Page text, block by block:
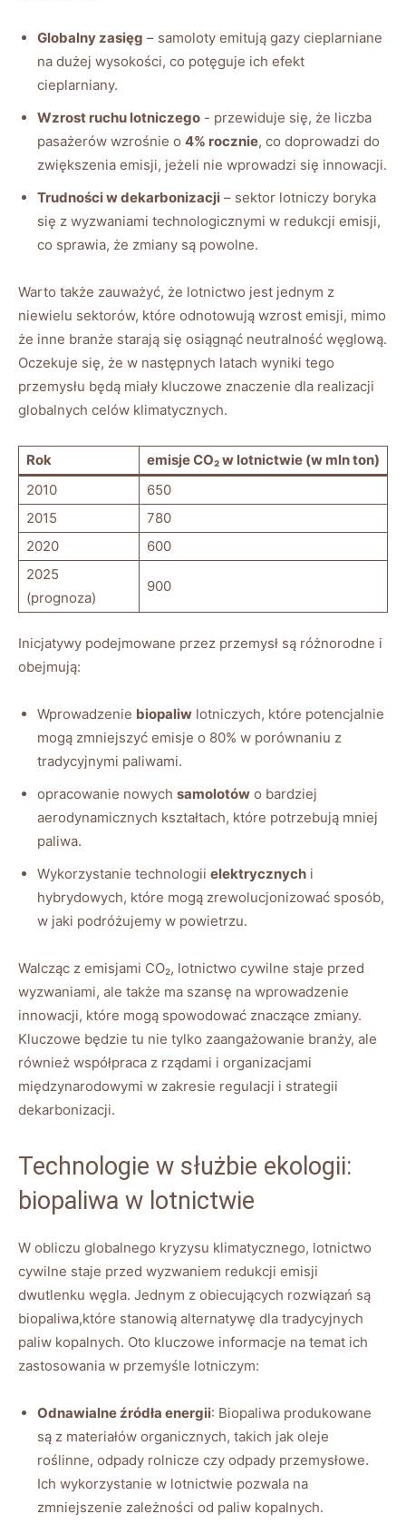
Globalny zasięg – ⁢samoloty emitują gazy cieplarniane
na dużej wysokości,⁣ co potęguje ich​ efekt
cieplarniany.
Wzrost ruchu lotniczego ⁤- przewiduje się, że liczba
pasażerów‌ wzrośnie o 4% rocznie, co‍ doprowadzi‍ do
zwiększenia emisji, jeżeli nie wprowadzi się innowacji.
Trudności w dekarbonizacji – sektor lotniczy boryka
się z wyzwaniami ⁤technologicznymi w⁣ redukcji emisji,
⁢co sprawia, że zmiany są powolne.
Warto także zauważyć, że lotnictwo jest jednym z
niewielu sektorów, które odnotowują wzrost emisji, mimo
że inne branże​ starają się osiągnąć neutralność węglową.​
Oczekuje się, ⁣że w następnych latach wyniki tego
przemysłu będą miały kluczowe znaczenie dla realizacji
globalnych celów klimatycznych.
Rok
emisje CO₂​ w lotnictwie (w mln ton)
2010
650
2015
780
2020
600
2025
(prognoza)
900
Inicjatywy ⁢podejmowane przez przemysł są różnorodne i
obejmują:
Wprowadzenie biopaliw lotniczych, które‌ potencjalnie
mogą zmniejszyć emisje o 80% w porównaniu z
tradycyjnymi paliwami.
opracowanie nowych samolotów o bardziej
aerodynamicznych kształtach, które potrzebują mniej
paliwa.
Wykorzystanie technologii elektrycznych i
hybrydowych,‌ które mogą zrewolucjonizować sposób,
w jaki podróżujemy‍ w powietrzu.
Walcząc z emisjami CO₂, lotnictwo cywilne staje przed
wyzwaniami, ale także‍ ma‍ szansę na‌ wprowadzenie
innowacji, które mogą spowodować znaczące zmiany.
Kluczowe będzie ⁢tu nie tylko zaangażowanie branży, ale
również ⁣współpraca z rządami i organizacjami
międzynarodowymi w zakresie regulacji i strategii
dekarbonizacji.
Technologie w służbie ekologii:
biopaliwa w ​lotnictwie
W obliczu globalnego kryzysu ⁤klimatycznego, lotnictwo
cywilne staje przed wyzwaniem redukcji emisji
dwutlenku węgla. Jednym‍ z obiecujących rozwiązań są
biopaliwa,które‌ stanowią alternatywę dla tradycyjnych
paliw kopalnych. Oto kluczowe ⁢informacje na temat⁢ ich
zastosowania w przemyśle lotniczym:
Odnawialne źródła energii: Biopaliwa produkowane
są z materiałów organicznych, takich jak oleje
roślinne, odpady rolnicze ​czy odpady przemysłowe.
Ich wykorzystanie w lotnictwie pozwala ⁤na
zmniejszenie⁢ zależności od paliw⁣ kopalnych.